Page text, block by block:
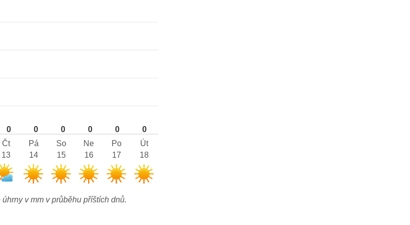
0 0 0 0 0 0
Čt
13
Pá
14
So
15
Ne
16
Po
17
Út
18
v mm v průběhu příštích dnů.